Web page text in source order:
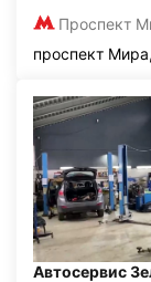
Проспект
проспект
Автосервис